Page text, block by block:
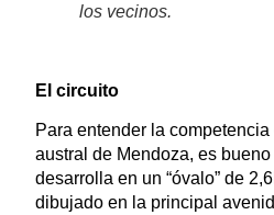
los vecinos.
El circuito
Para entender la
austral de Mendoza, es
desarrolla en un “óvalo” de
dibujado en la principal